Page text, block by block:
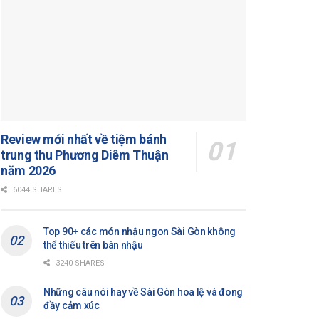
Review mới nhất về tiệm bánh
trung thu Phương Diêm Thuận
năm 2026
6044 SHARES
Top 90+ các món nhậu ngon Sài Gòn không
thể thiếu trên bàn nhậu
3240 SHARES
Những câu nói hay về Sài Gòn hoa lệ và đong
đầy cảm xúc